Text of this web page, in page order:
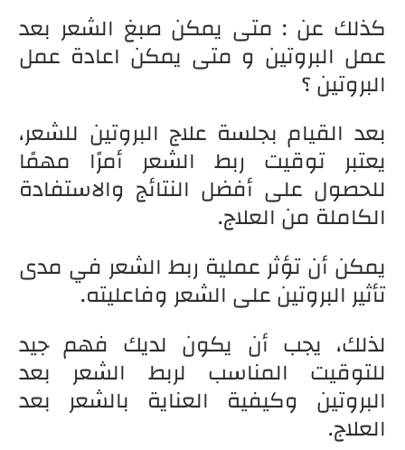
كذلك عن : متى يمكن صبغ الشعر بعد
عمل البروتين و متى يمكن اعادة عمل
البروتين ؟
بعد القيام بجلسة علاج البروتين للشعر،
يعتبر توقيت ربط الشعر أمرًا مهمًا
للحصول على أفضل النتائج والاستفادة
الكاملة من العلاج.
يمكن أن تؤثر عملية ربط الشعر في مدى
تأثير البروتين على الشعر وفاعليته.
لذلك، يجب أن يكون لديك فهم جيد
للتوقيت المناسب لربط الشعر بعد
البروتين وكيفية العناية بالشعر بعد
العلاج.